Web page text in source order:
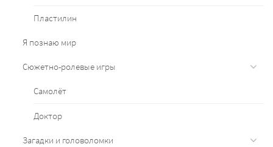
Пластилин
Я познаю мир
Сюжетно-ролевые игры
Самолёт
Доктор
Загадки и головоломки